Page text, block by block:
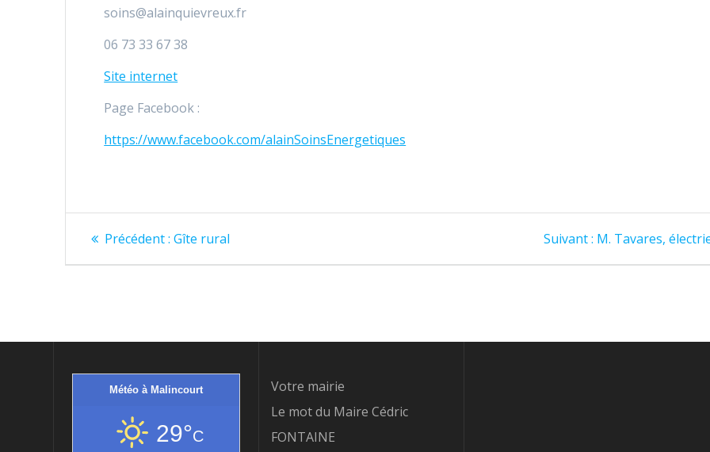
soins@alainquievreux.fr
06 73 33 67 38
Site internet
Page Facebook :
https://www.facebook.com/alainSoinsEnergetiques
Navigation
de
Précédent : Article
Gîte rural Suivant : Article
M. Tavares,
Météo à Malincourt
29°C
Votre mairie
Le mot du Maire Cédric
FONTAINE